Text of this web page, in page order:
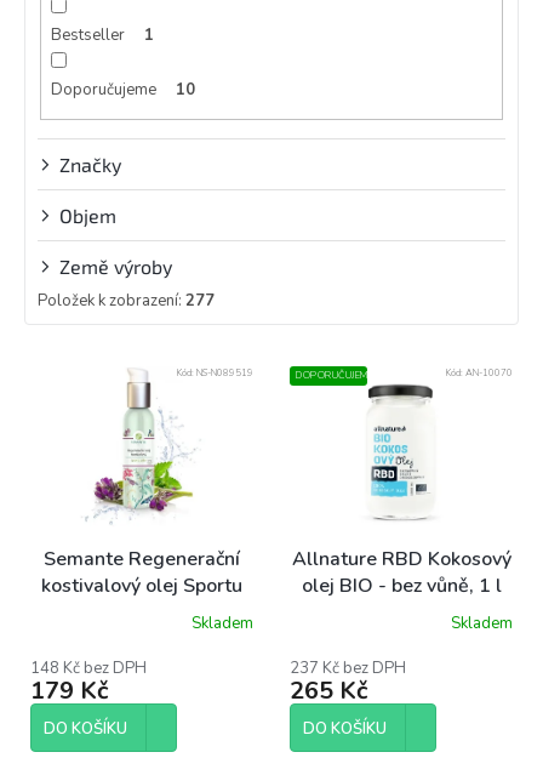
Bestseller 1
Doporučujeme 10
Značky
Objem
Země výroby
Položek k zobrazení: 277
ů
Semante Regenerační
kostivalový olej Sportu
zdar, 100mlSkladem
148 Kč bez DPH
179 Kč
DO KOŠÍKU
Kód: NS-N089519 DOPORUČUJEME
Allnature RBD Kokosový
olej BIO - bez vůně, 1 l
Skladem
237 Kč bez DPH
265 Kč
DO KOŠÍKU
Kód: AN-10070